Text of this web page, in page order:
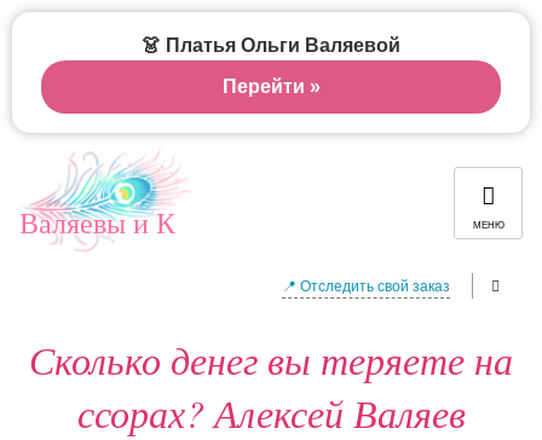
Валяевы и К МЕНЮ
📍 Отследить свой заказ
Сколько денег вы теряете на
ссорах? Алексей Валяев
👗 Платья Ольги Валяевой
Перейти »